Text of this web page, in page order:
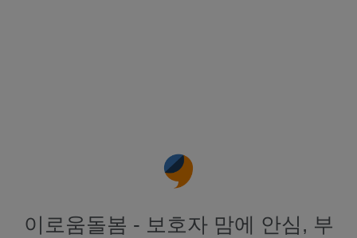
이로움돌봄 - 보호자 맘에 안심, 부